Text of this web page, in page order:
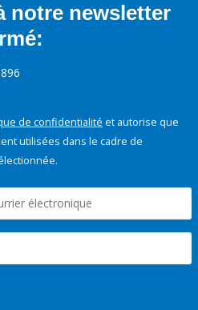
notre newsletter
de confidentialité et autorise que
utilisées dans le cadre de